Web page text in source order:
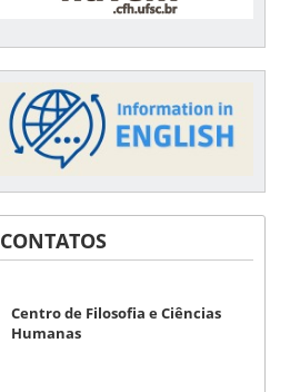
CONTATOS
Centro de Filosofia e Ciências
Humanas